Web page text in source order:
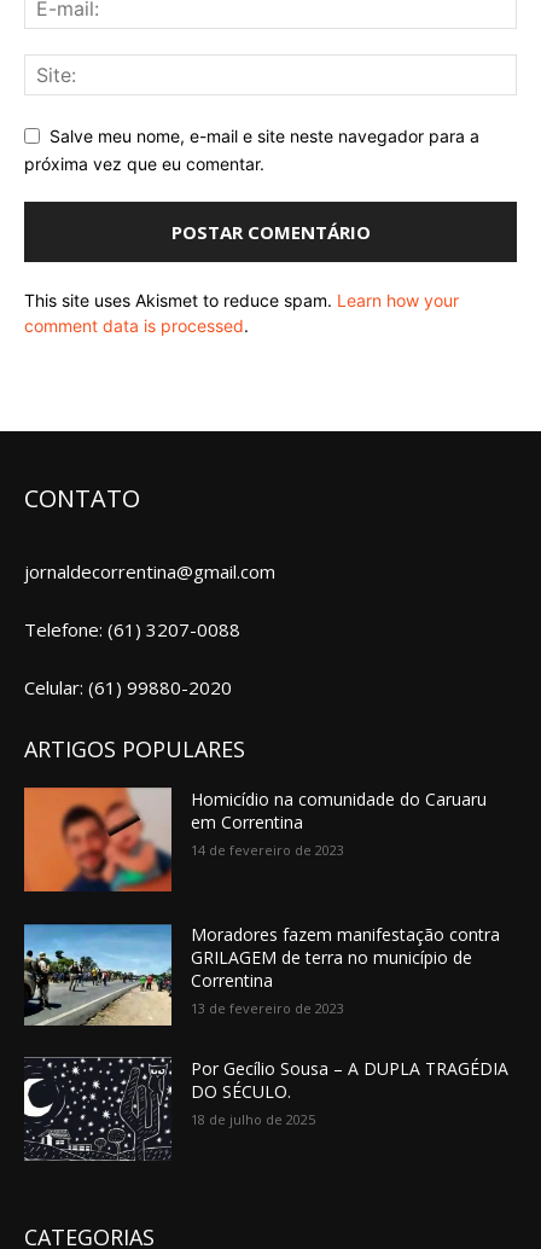
Salve meu nome, e-mail e site neste navegador para a
próxima vez que eu comentar.
This site uses Akismet to reduce spam. Learn how your
comment data is processed.
CONTATO
jornaldecorrentina@gmail.com
Telefone: (61) 3207-0088
Celular: (61) 99880-2020
ARTIGOS POPULARES
Homicídio na comunidade do Caruaru
em Correntina
14 de fevereiro de 2023
Moradores fazem manifestação contra
GRILAGEM de terra no município de
Correntina
13 de fevereiro de 2023
Por Gecílio Sousa – A DUPLA TRAGÉDIA
DO SÉCULO.
18 de julho de 2025
CATEGORIAS